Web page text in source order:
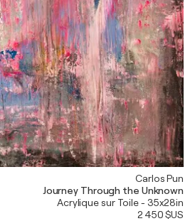
Carlos Pun
Journey Through the Unknown
Acrylique sur Toile - 35x28in
2 450 $US